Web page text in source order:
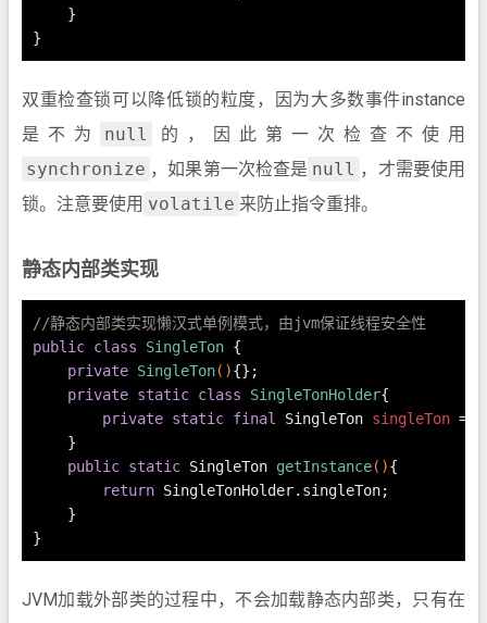
    }
}
双重检查锁可以降低锁的粒度，因为大多数事件instance
是不为
null
的，因此第一次检查不使用
synchronize ，如果第一次检查是 null ，才需要使用
锁。注意要使用 volatile 来防止指令重排。
静态内部类实现
//静态内部类实现懒汉式单例模式，由jvm保证线程安全性
public class SingleTon {
private SingleTon(){};
private static class SingleTonHolder{
private static final SingleTon singleTon =
    }
public static SingleTon getInstance(){
return SingleTonHolder.singleTon;
    }
}
JVM加载外部类的过程中，不会加载静态内部类，只有在